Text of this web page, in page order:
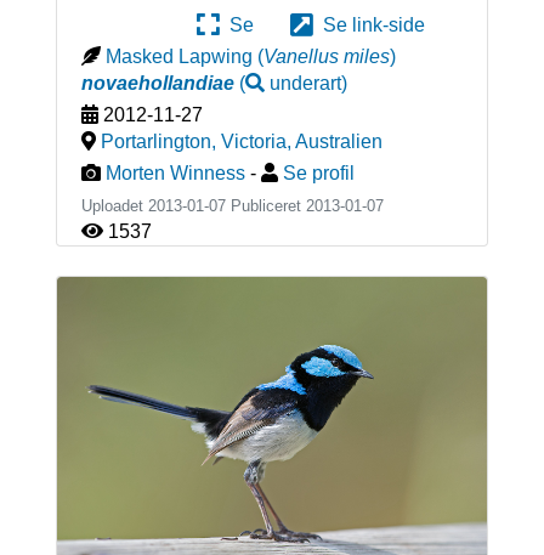
Se
Se link-side
Masked Lapwing (Vanellus miles)
novaehollandiae( underart)
2012-11-27
Portarlington, Victoria, Australien
Morten Winness - Se profil
Uploadet 2013-01-07 Publiceret 2013-01-07
1537